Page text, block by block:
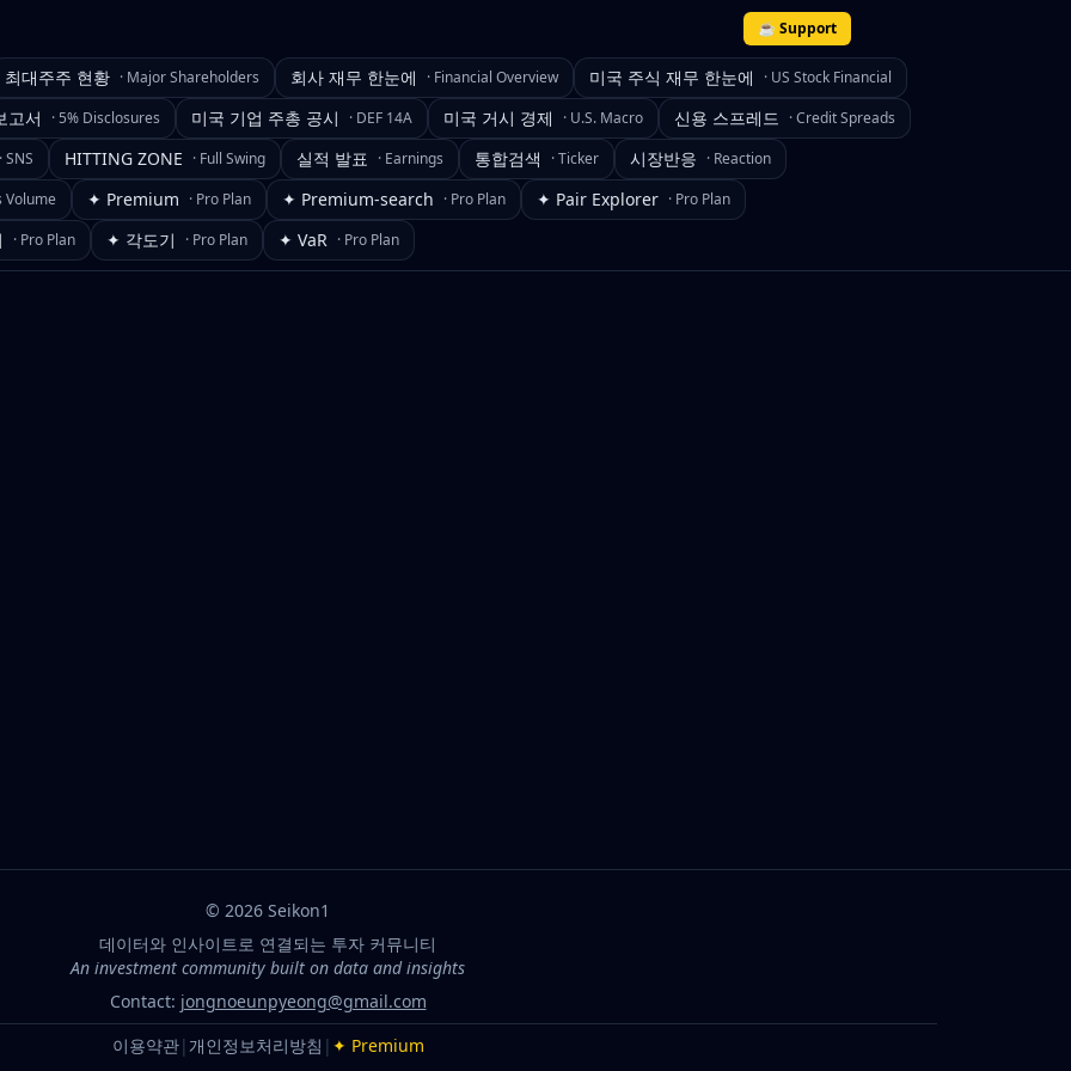
☕ Support
최대주주 현황 · Major Shareholders 회사 재무 한눈에 · Financial Overview 미국 주식 재무 한눈에 · US Stock Financial
고서 · 5% Disclosures 미국 기업 주총 공시 · DEF 14A 미국 거시 경제 · U.S. Macro 신용 스프레드 ·Credit Spreads
·SNS HITTING ZONE · Full Swing 실적 발표 · Earnings 통합검색 ·Ticker 시장반응 · Reaction
Volume ✦ Premium · Pro Plan ✦ Premium-search · Pro Plan ✦ Pair Explorer · Pro Plan
· Pro Plan ✦ 각도기 · Pro Plan ✦ VaR · Pro Plan
© 2026 Seikon1
데이터와 인사이트로 연결되는 투자 커뮤니티
An investment community built on data and insights
Contact: jongnoeunpyeong@gmail.com
이용약관| 개인정보처리방침 | ✦ Premium